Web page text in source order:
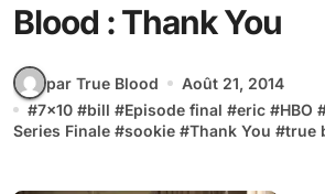
Blood : Thank You
par True Blood
Août 21, 2014
#7x10 #bill #Episode final #eric #HBO
Series Finale #sookie #Thank You #true